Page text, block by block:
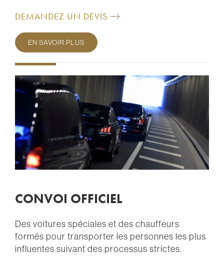
DEMANDEZ UN DEVIS
EN SAVOIR PLUS
CONVOI OFFICIEL
Des voitures spéciales et des chauffeurs
formés pour transporter les personnes les plus
influentes suivant des processus strictes.